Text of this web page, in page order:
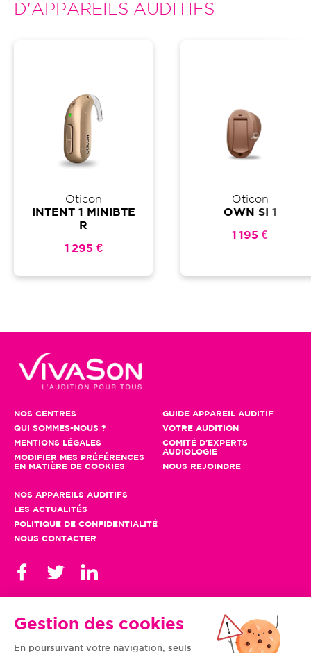
Gestion des cookies
En poursuivant votre navigation, seuls
D'APPAREILS AUDITIFS
Oticon
INTENT 1 MINIBTE
R
1 295 €
Oticon
OWN SI 1
1 195 €
NOS CENTRES
QUI SOMMES-NOUS ?
MENTIONS LÉGALES
MODIFIER MES PRÉFÉRENCES
EN MATIÈRE DE COOKIES
GUIDE APPAREIL AUDITIF
VOTRE AUDITION
COMITÉ D'EXPERTS
AUDIOLOGIE
NOUS REJOINDRE
NOS APPAREILS AUDITIFS
LES ACTUALITÉS
POLITIQUE DE CONFIDENTIALITÉ
NOUS CONTACTER